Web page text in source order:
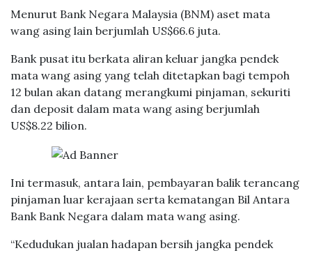
Menurut Bank Negara Malaysia (BNM) aset mata
wang asing lain berjumlah US$66.6 juta.
Bank pusat itu berkata aliran keluar jangka pendek
mata wang asing yang telah ditetapkan bagi tempoh
12 bulan akan datang merangkumi pinjaman, sekuriti
dan deposit dalam mata wang asing berjumlah
US$8.22 bilion.
Ini termasuk, antara lain, pembayaran balik terancang
pinjaman luar kerajaan serta kematangan Bil Antara
Bank Bank Negara dalam mata wang asing.
“Kedudukan jualan hadapan bersih jangka pendek